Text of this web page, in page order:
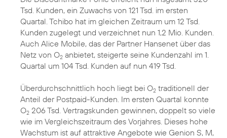
Tsd. Kunden, ein Zuwachs von 121 Tsd. im ersten
Quartal. Tchibo hat im gleichen Zeitraum um 12 Tsd.
Kunden zugelegt und verzeichnet nun 1,2 Mio. Kunden.
Auch Alice Mobile, das der Partner Hansenet über das
Netz von O2 anbietet, steigerte seine Kundenzahl im 1.
Quartal um 104 Tsd. Kunden auf nun 419 Tsd.
Überdurchschnittlich hoch liegt bei O2 traditionell der
Anteil der Postpaid-Kunden. Im ersten Quartal konnte
O2 206 Tsd. Vertragskunden gewinnen, doppelt so viele
wie im Vergleichszeitraum des Vorjahres. Dieses hohe
Wachstum ist auf attraktive Angebote wie Genion S, M,